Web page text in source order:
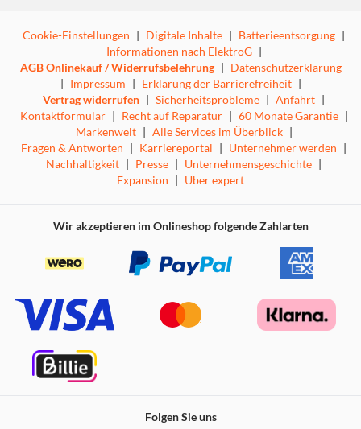
Cookie-Einstellungen | Digitale Inhalte | Batterieentsorgung |
Informationen nach ElektroG |
AGB Onlinekauf / Widerrufsbelehrung | Datenschutzerklärung
| Impressum | Erklärung der Barrierefreiheit |
Vertrag widerrufen | Sicherheitsprobleme | Anfahrt |
Kontaktformular | Recht auf Reparatur | 60 Monate Garantie |
Markenwelt | Alle Services im Überblick |
Fragen & Antworten | Karriereportal | Unternehmer werden |
Nachhaltigkeit | Presse | Unternehmensgeschichte |
Expansion | Über expert
Wir akzeptieren im Onlineshop folgende Zahlarten
Folgen Sie uns